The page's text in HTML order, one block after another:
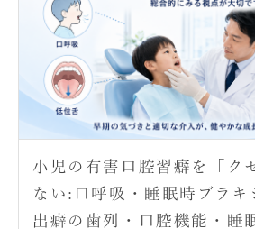
小児の有害口腔習癖を「ク
ない:口呼吸・睡眠時ブラキ
出癖の歯列・口腔機能・睡